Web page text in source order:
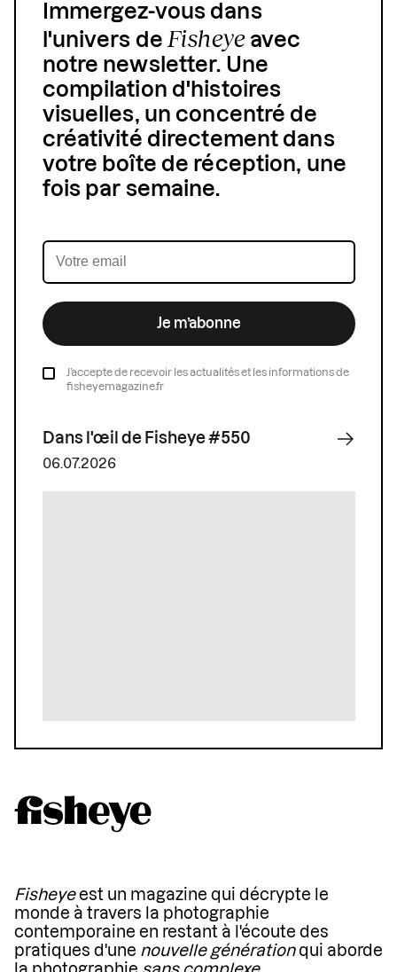
Immergez-vous dans
l'univers de Fisheyeavec
notre newsletter. Une
compilation d'histoires
visuelles, un concentré de
créativité directement dans
votre boîte de réception, une
fois par semaine.
Je m’abonne
J’accepte de recevoir les actualités et les informations de
fisheyemagazine.fr
Dans l'œil de Fisheye #550
06.07.2026
Fisheyeest un magazine qui décrypte le
monde à travers la photographie
contemporaine en restant à l'écoute des
pratiques d'une nouvelle générationqui aborde